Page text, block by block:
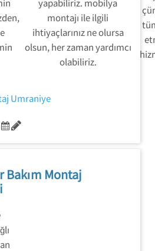
yapabiliriz. mobilya
montajı ile ilgili
ihtiyaçlarınız ne olursa
olsun, her zaman yardımcı
olabiliriz.
Umraniye
Bakım Montaj